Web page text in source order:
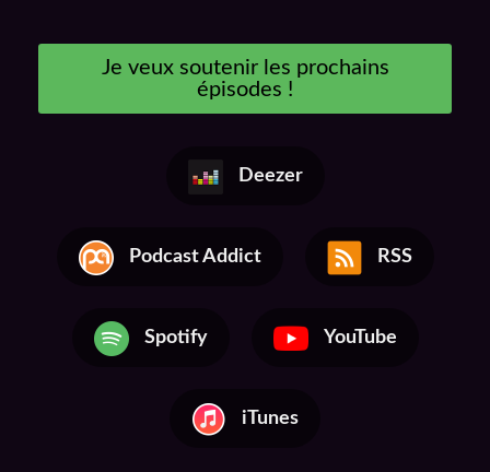
Je veux soutenir les prochains
épisodes !
Deezer
Podcast Addict RSS
Spotify YouTube
iTunes